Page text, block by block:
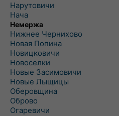
Нарутовичи
Нача
Немержа
Нижнее Чернихово
Новая Попина
Новицковичи
Новоселки
Новые Засимовичи
Новые Лыщицы
Оберовщина
Оброво
Огаревичи